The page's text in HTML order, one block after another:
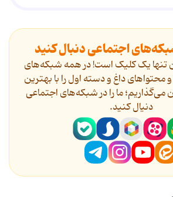
اجتماعی دنبال کنید
تنها یک کلیک است! در همه شبکه‌های
داغ و دسته اول را با بهترین
می‌گذاریم؛ ما را در شبکه‌های اجتماعی
دنیال کنید.